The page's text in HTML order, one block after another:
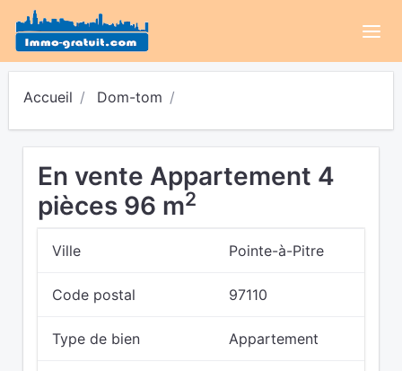
Accueil Dom-tom
En vente Appartement 4
pièces 96 m2
Ville Pointe-à-Pitre
Code postal 97110
Type de bien Appartement